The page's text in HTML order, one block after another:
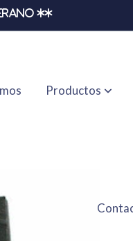
**
Productos